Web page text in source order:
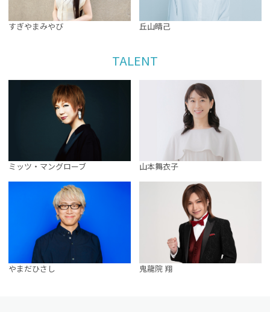
すぎやまみやび 丘山晴己
TALENT
ミッツ・マングローブ 山本舞衣子
やまだひさし 鬼龍院 翔